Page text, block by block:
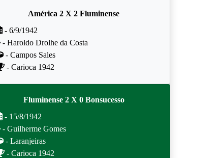
América 2 X 2 Fluminense
- 6/9/1942
- Haroldo Drolhe da Costa
- Campos Sales
- Carioca 1942
Fluminense 2 X 0 Bonsucesso
- 15/8/1942
- Guilherme Gomes
- Laranjeiras
- Carioca 1942